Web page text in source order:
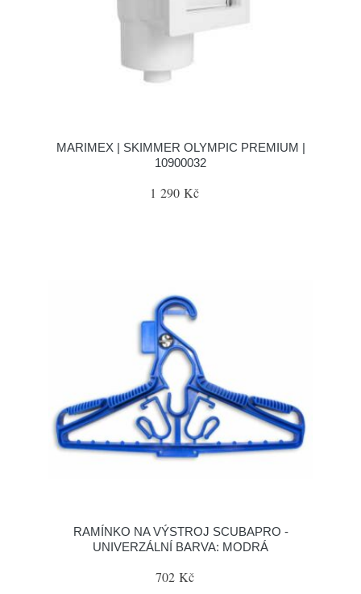
MARIMEX | SKIMMER OLYMPIC PREMIUM |
10900032
1 290 Kč
RAMÍNKO NA VÝSTROJ SCUBAPRO -
UNIVERZÁLNÍ BARVA: MODRÁ
702 Kč